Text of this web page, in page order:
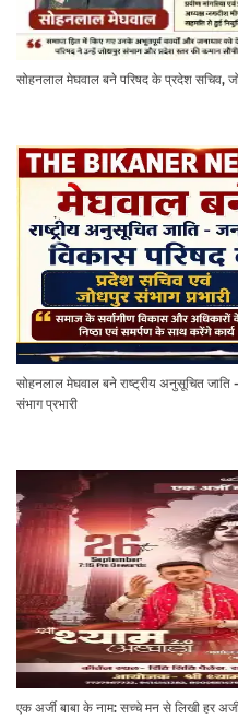
सोहनलाल मेघवाल बने परिषद के प्रदेश सचिव,
सोहनलाल मेघवाल बने राष्ट्रीय अनुसूचित
संभाग प्रभारी
एक अर्जी बाबा के नाम: सच्चे मन से लिखी हर